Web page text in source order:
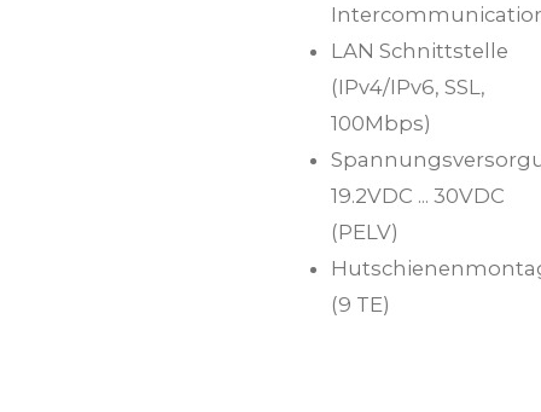
LAN Schnittstelle
(IPv4/IPv6, SSL,
100Mbps)
19.2VDC ... 30VDC
(PELV)
(9 TE)